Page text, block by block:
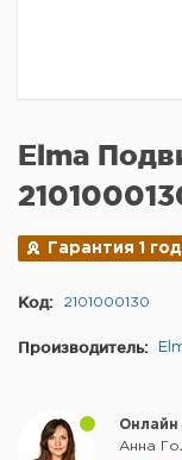
Elma
Гарантия 1 год
Код: 2101000130
Производитель:
Онлайн
Анна